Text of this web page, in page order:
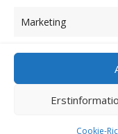
Marketing
Cookie-
Cookie-